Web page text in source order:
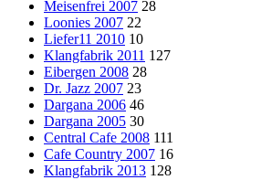
Meisenfrei 2007 28
Loonies 2007 22
Liefer11 2010 10
Klangfabrik 2011 127
Eibergen 2008 28
Dr. Jazz 2007 23
Dargana 2006 46
Dargana 2005 30
Central Cafe 2008 111
Cafe Country 2007 16
Klangfabrik 2013 128